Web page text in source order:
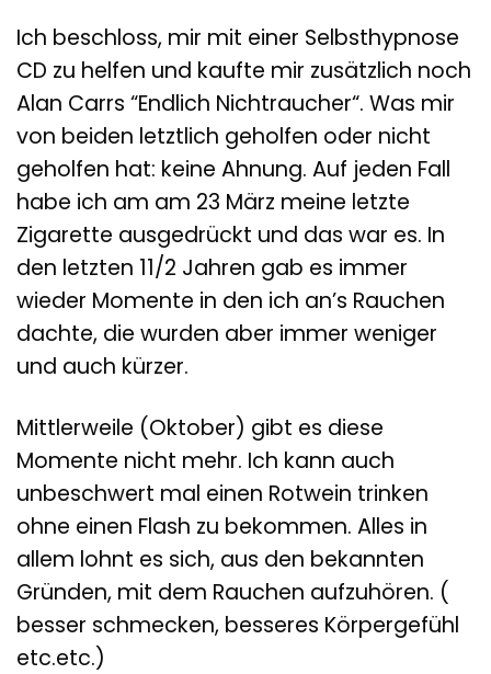
Ich beschloss, mir mit einer Selbsthypnose
CD zu helfen und kaufte mir zusätzlich noch
Alan Carrs “Endlich Nichtraucher“. Was mir
von beiden letztlich geholfen oder nicht
geholfen hat: keine Ahnung. Auf jeden Fall
habe ich am am 23 März meine letzte
Zigarette ausgedrückt und das war es. In
den letzten 11/2 Jahren gab es immer
wieder Momente in den ich an’s Rauchen
dachte, die wurden aber immer weniger
und auch kürzer.
Mittlerweile (Oktober) gibt es diese
Momente nicht mehr. Ich kann auch
unbeschwert mal einen Rotwein trinken
ohne einen Flash zu bekommen. Alles in
allem lohnt es sich, aus den bekannten
Gründen, mit dem Rauchen aufzuhören. (
besser schmecken, besseres Körpergefühl
etc.etc.)